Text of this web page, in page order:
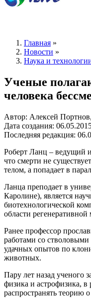
Главная »
Новости »
Наука и
Ученые
человека
Автор: Алексей
Дата создания:
Последняя редакция:
Роберт Ланц – ведущий
что смерти не
телом, а попадает в
Ланца преподает в
Каролине), является
биотехнологической
области
Ранее профессор
работами со стволовыми
удачных опытов по
животных.
Пару лет назад ученого
физика и астрофизика, в
распространять теорию